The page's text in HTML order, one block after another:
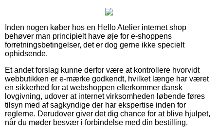
Inden nogen køber hos en Hello Atelier internet shop
behøver man principielt have øje for e-shoppens
forretningsbetingelser, det er dog gerne ikke specielt
ophidsende.
Et andet forslag kunne derfor være at kontrollere hvorvidt
webbutikken er e-mærke godkendt, hvilket længe har været
en sikkerhed for at webshoppen efterkommer dansk
lovgivning, udover at internet virksomheden løbende føres
tilsyn med af sagkyndige der har ekspertise inden for
reglerne. Derudover giver det dig chance for at blive hjulpet,
når du møder besvær i forbindelse med din bestilling.